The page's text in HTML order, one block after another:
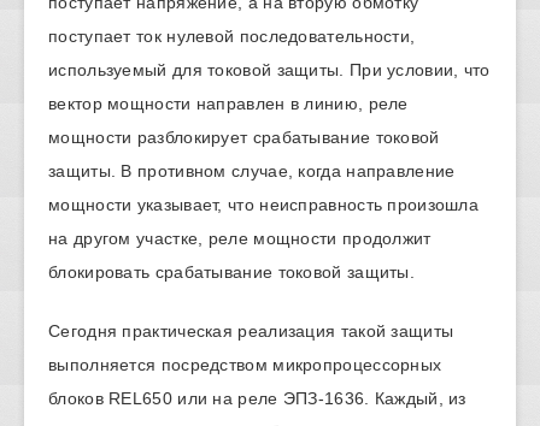
поступает ток нулевой последовательности,
используемый для токовой защиты. При условии, что
вектор мощности направлен в линию, реле
мощности разблокирует срабатывание токовой
защиты. В противном случае, когда направление
мощности указывает, что неисправность произошла
на другом участке, реле мощности продолжит
блокировать срабатывание токовой защиты.
Сегодня практическая реализация такой защиты
выполняется посредством микропроцессорных
блоков REL650 или на реле ЭПЗ-1636. Каждый, из